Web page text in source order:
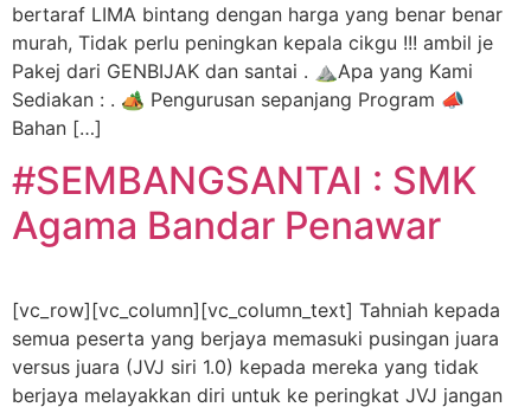
bertaraf LIMA bintang dengan harga yang benar benar
murah, Tidak perlu peningkan kepala cikgu !!! ambil je
Pakej dari GENBIJAK dan santai . ⛰Apa yang Kami
Sediakan : . 🏕 Pengurusan sepanjang Program 📣
Bahan […]
#SEMBANGSANTAI : SMK
Agama Bandar Penawar
[vc_row][vc_column][vc_column_text] Tahniah kepada
semua peserta yang berjaya memasuki pusingan juara
versus juara (JVJ siri 1.0) kepada mereka yang tidak
berjaya melayakkan diri untuk ke peringkat JVJ jangan